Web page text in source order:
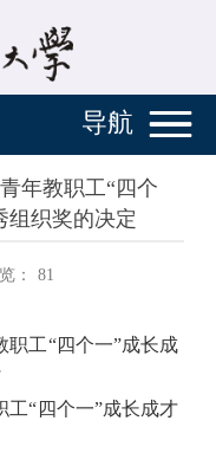
导航
年教职工“四个
组织奖的决定
： 81
职工“四个一”成长成
工“四个一”成长成才